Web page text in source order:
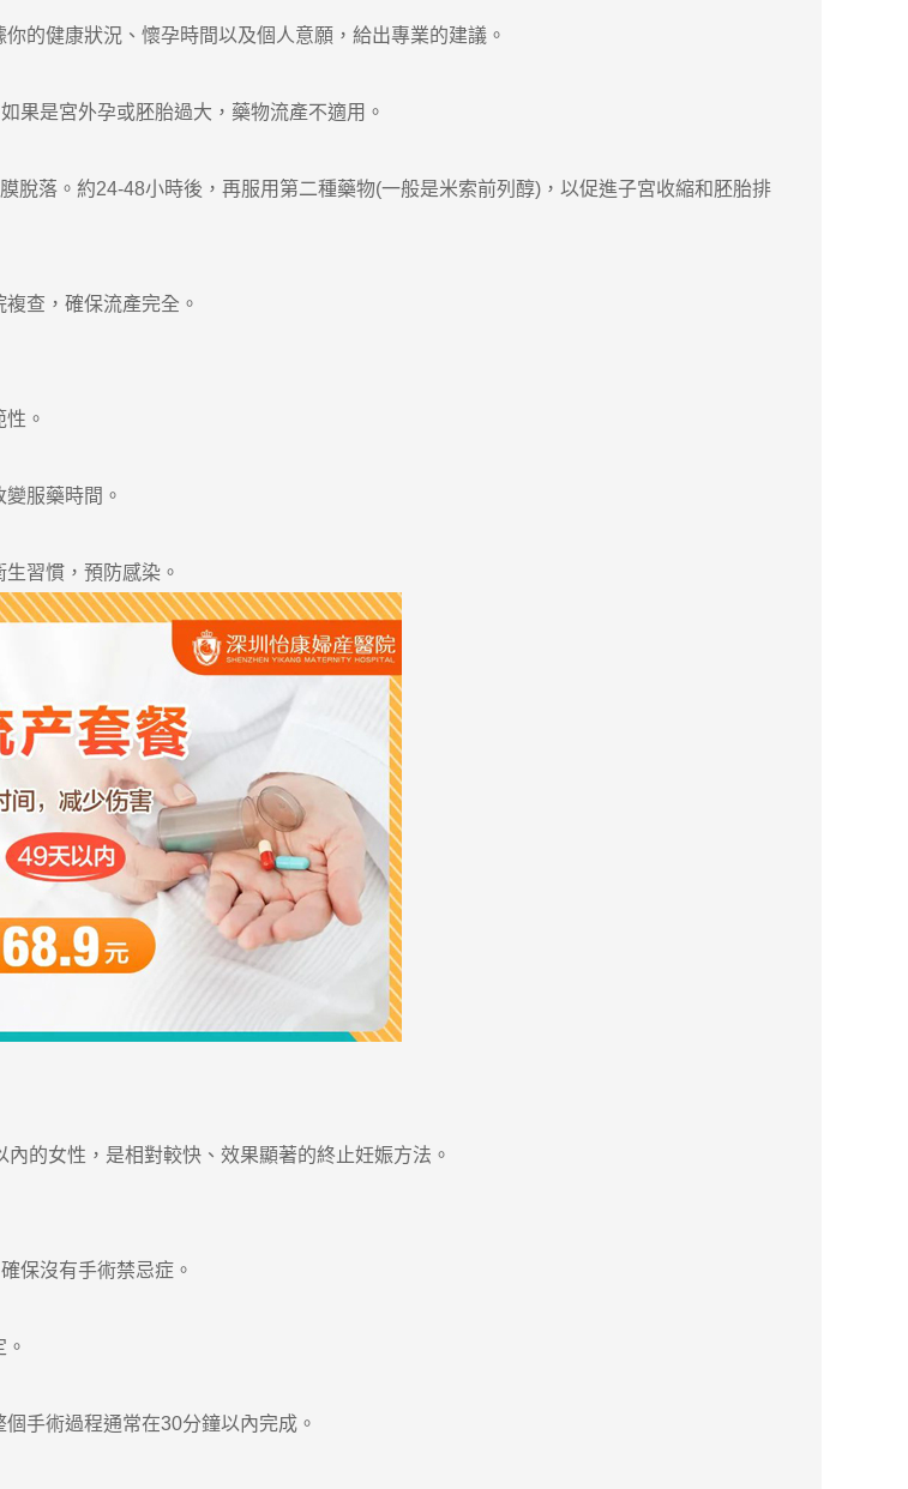
健康狀況、懷孕時間以及個人意願，給出專業的建議。
是宮外孕或胚胎過大，藥物流產不適用。
落。約24-48小時後，再服用第二種藥物(一般是米索前列醇)，以促進子宮收縮和胚胎排
查，確保流產完全。
。
服藥時間。
習慣，預防感染。
女性，是相對較快、效果顯著的終止妊娠方法。
保沒有手術禁忌症。
手術過程通常在30分鐘以內完成。